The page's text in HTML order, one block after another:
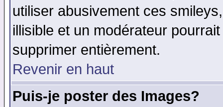
utiliser abusivement ces
illisible et un modérateur
supprimer entièrement.
Revenir en haut
Puis-je poster des Images?